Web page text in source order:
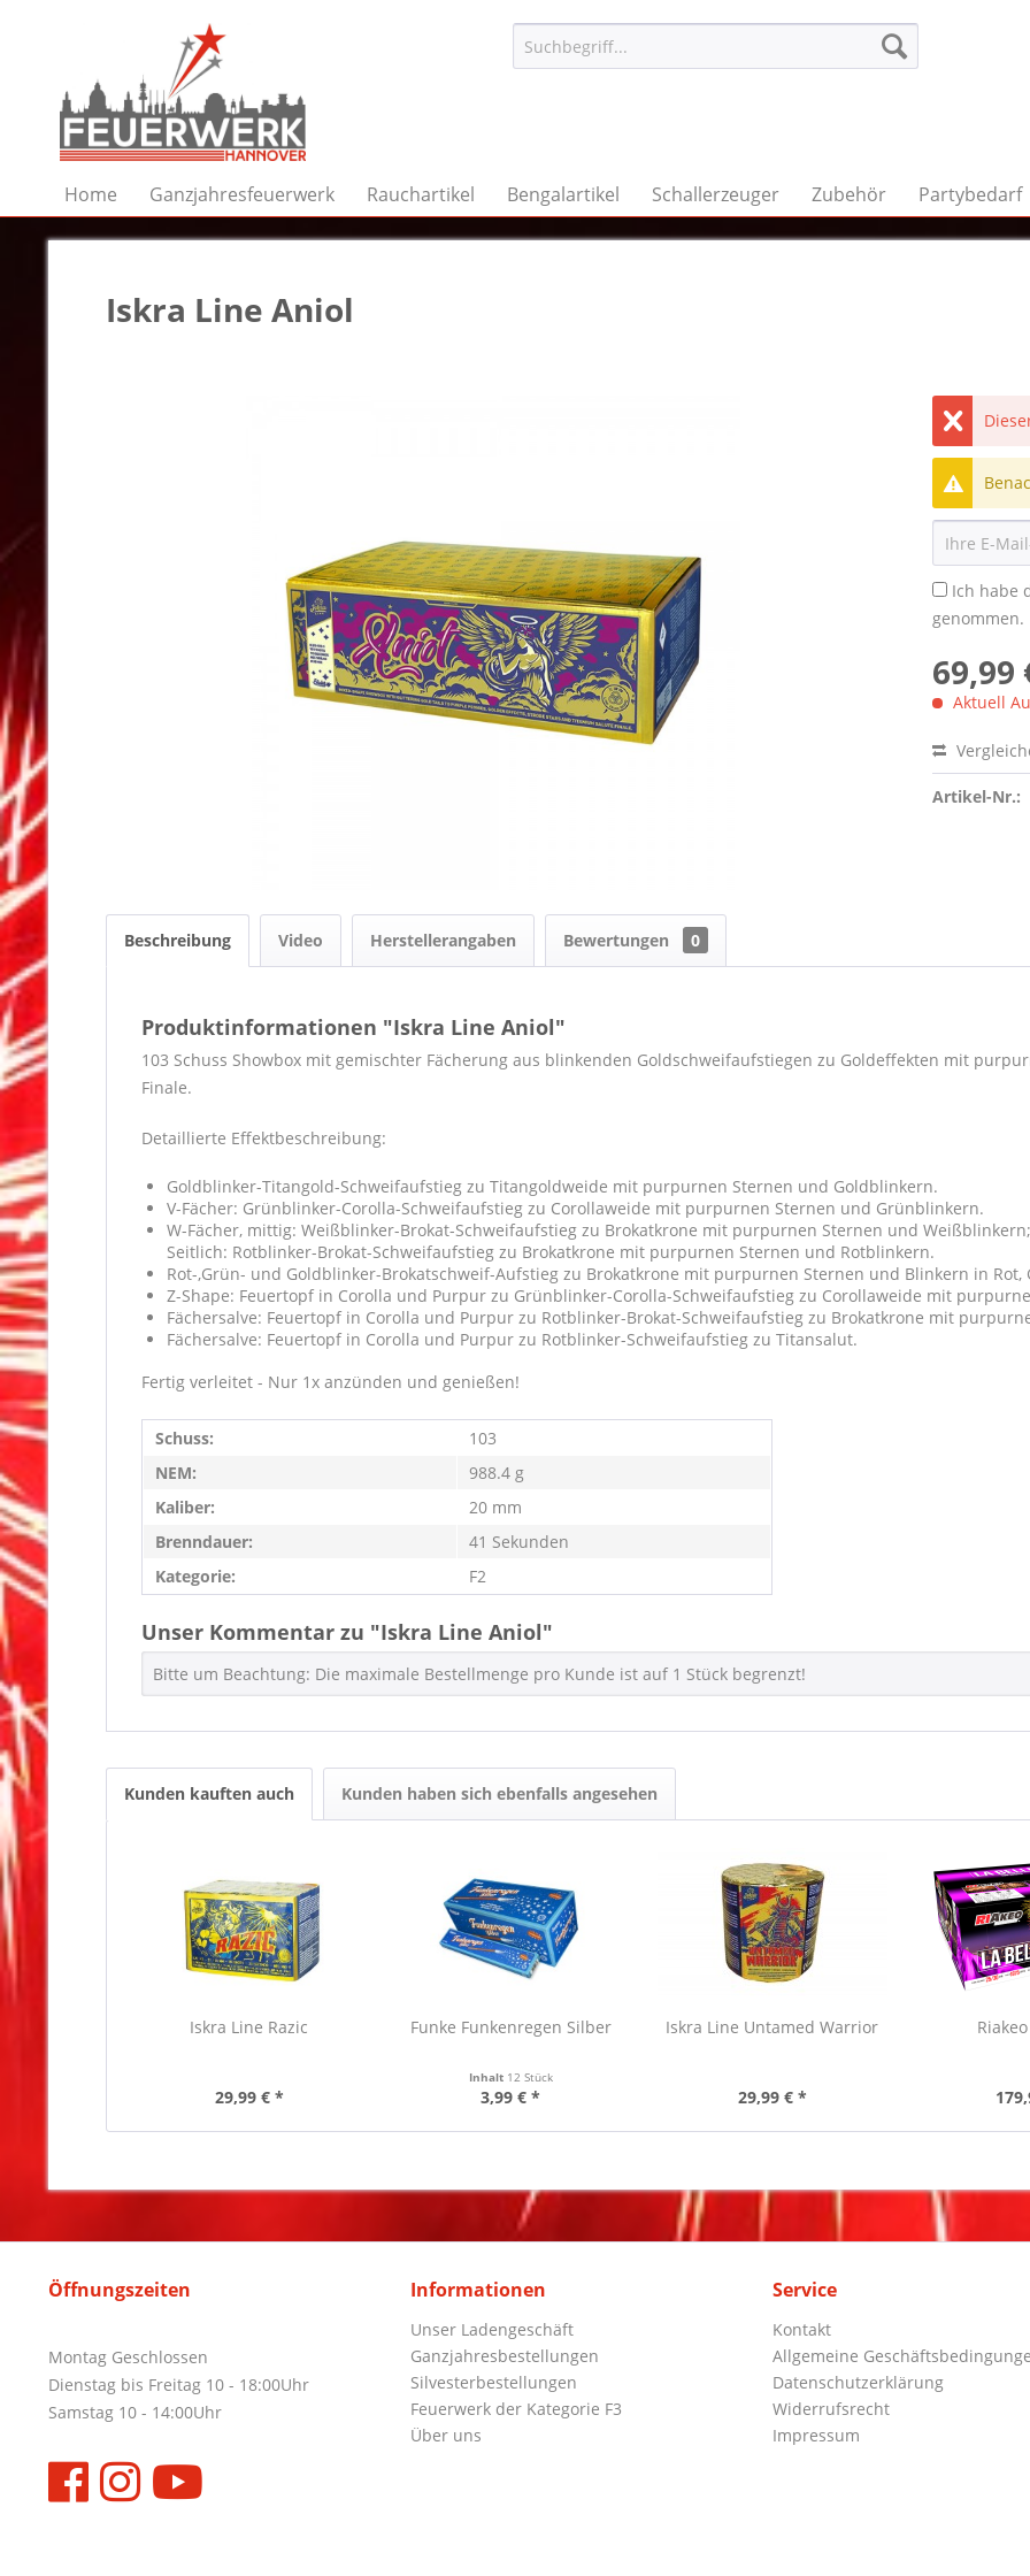
Home Ganzjahresfeuerwerk Rauchartikel Bengalartikel Schallerzeuger Zubehör Partybedarf
Iskra Line Aniol
Ich habe
genommen.
69,99
Aktuell
Artikel-Nr.:
Beschreibung Video Herstellerangaben Bewertungen 0
Produktinformationen "Iskra Line Aniol"
103 Schuss Showbox mit gemischter Fächerung aus blinkenden Goldschweifaufstiegen zu Goldeffekten mit
Finale.
Detaillierte Effektbeschreibung:
Goldblinker-Titangold-Schweifaufstieg zu Titangoldweide mit purpurnen Sternen und Goldblinkern.
V-Fächer: Grünblinker-Corolla-Schweifaufstieg zu Corollaweide mit purpurnen Sternen und Grünblinkern.
W-Fächer, mittig: Weißblinker-Brokat-Schweifaufstieg zu Brokatkrone mit purpurnen Sternen und Weißblinkern;
Seitlich: Rotblinker-Brokat-Schweifaufstieg zu Brokatkrone mit purpurnen Sternen und Rotblinkern.
Rot-,Grün- und Goldblinker-Brokatschweif-Aufstieg zu Brokatkrone mit purpurnen Sternen und Blinkern in Rot,
Z-Shape: Feuertopf in Corolla und Purpur zu Grünblinker-Corolla-Schweifaufstieg zu Corollaweide mit
Fächersalve: Feuertopf in Corolla und Purpur zu Rotblinker-Brokat-Schweifaufstieg zu Brokatkrone mit
Fächersalve: Feuertopf in Corolla und Purpur zu Rotblinker-Schweifaufstieg zu Titansalut.
Fertig verleitet - Nur 1x anzünden und genießen!
Schuss:
103
NEM:
988.4 g
Kaliber:
20 mm
Brenndauer:
41 Sekunden
Kategorie:
F2
Unser Kommentar zu "Iskra Line Aniol"
Bitte um Beachtung: Die maximale Bestellmenge pro Kunde ist auf 1 Stück begrenzt!
Kunden kauften auch Kunden haben sich ebenfalls angesehen
Iskra Line Razic
29,99 € *
Funke Funkenregen Silber
Inhalt 12 Stück
3,99 € *
Iskra Line Untamed Warrior
29,99 € *
Öffnungszeiten
Montag Geschlossen
Dienstag bis Freitag 10 - 18:00Uhr
Samstag 10 - 14:00Uhr
Informationen
Unser Ladengeschäft
Ganzjahresbestellungen
Silvesterbestellungen
Feuerwerk der Kategorie F3
Über uns
Service
Kontakt
Allgemeine
Datenschutzerklärung
Widerrufsrecht
Impressum